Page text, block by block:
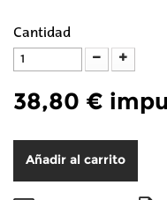
Cantidad
38,80 €
Añadir al carrito